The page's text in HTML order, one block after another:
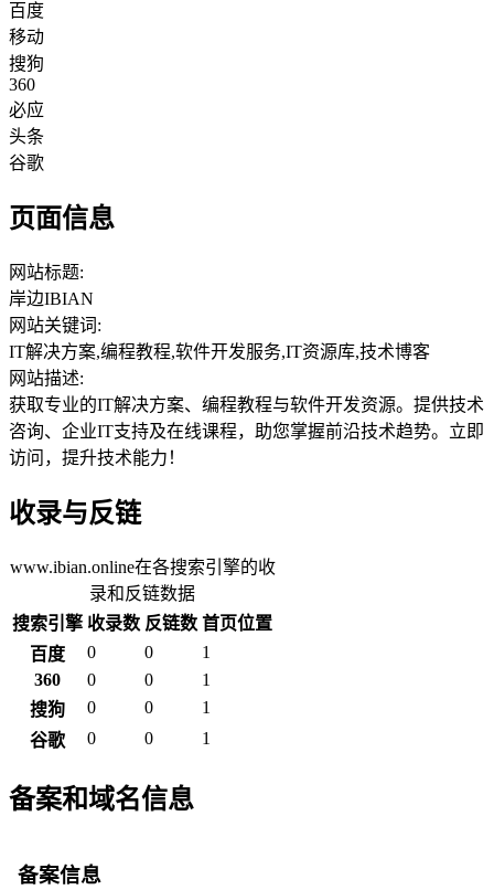
百度
移动
搜狗
360
必应
头条
谷歌
页面信息
网站标题:
岸边IBIAN
网站关键词:
IT解决方案,编程教程,软件开发服务,IT资源库,技术博客
网站描述:
获取专业的IT解决方案、编程教程与软件开发资源。提供技术
咨询、企业IT支持及在线课程，助您掌握前沿技术趋势。立即
访问，提升技术能力！
收录与反链
www.ibian.online在各搜索引擎的收
录和反链数据
搜索引擎 收录数 反链数 首页位置
百度
0 0
1
360
0 0
1
搜狗
0 0
1
谷歌
0 0 1
备案和域名信息
备案信息